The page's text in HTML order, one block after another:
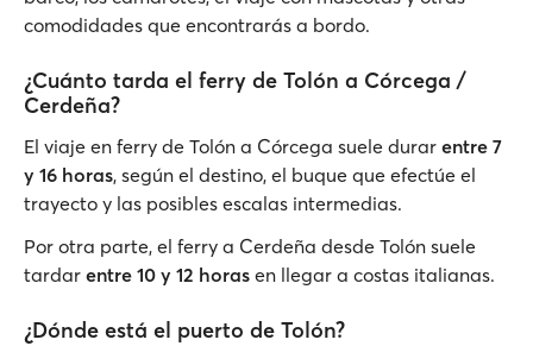
comodidades que encontrarás a bordo.
¿Cuánto tarda el ferry de Tolón a Córcega /
Cerdeña?
El viaje en ferry de Tolón a Córcega suele durar entre 7
y 16 horas, según el destino, el buque que efectúe el
trayecto y las posibles escalas intermedias.
Por otra parte, el ferry a Cerdeña desde Tolón suele
tardar entre 10 y 12 horas en llegar a costas italianas.
¿Dónde está el puerto de Tolón?